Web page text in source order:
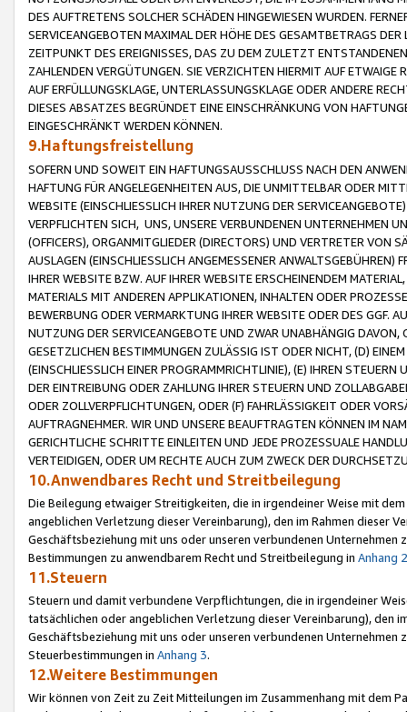
DES AUFTRETENS SOLCHER SCHÄDEN HINGEWIESEN WURDEN.
SERVICEANGEBOTEN MAXIMAL DER HÖHE DES GESAMTBETRAGS
ZEITPUNKT DES EREIGNISSES, DAS ZU DEM ZULETZT
ZAHLENDEN VERGÜTUNGEN. SIE VERZICHTEN HIERMIT AUF
AUF ERFÜLLUNGSKLAGE, UNTERLASSUNGSKLAGE ODER ANDERE
DIESES ABSATZES BEGRÜNDET EINE EINSCHRÄNKUNG VON
EINGESCHRÄNKT WERDEN KÖNNEN.
9.Haftungsfreistellung
SOFERN UND SOWEIT EIN HAFTUNGSAUSSCHLUSS NACH DEN
HAFTUNG FÜR ANGELEGENHEITEN AUS, DIE UNMITTELBAR ODER
WEBSITE (EINSCHLIESSLICH IHRER NUTZUNG DER
VERPFLICHTEN SICH, UNS, UNSERE VERBUNDENEN UNTERNEHMEN
(OFFICERS), ORGANMITGLIEDER (DIRECTORS) UND VERTRETER VON
AUSLAGEN (EINSCHLIESSLICH ANGEMESSENER
IHRER WEBSITE BZW. AUF IHRER WEBSITE ERSCHEINENDEM
MATERIALS MIT ANDEREN APPLIKATIONEN, INHALTEN ODER
BEWERBUNG ODER VERMARKTUNG IHRER WEBSITE ODER DES GGF.
NUTZUNG DER SERVICEANGEBOTE UND ZWAR UNABHÄNGIG
GESETZLICHEN BESTIMMUNGEN ZULÄSSIG IST ODER NICHT, (D)
(EINSCHLIESSLICH EINER PROGRAMMRICHTLINIE), (E) IHREN
DER EINTREIBUNG ODER ZAHLUNG IHRER STEUERN UND
ODER ZOLLVERPFLICHTUNGEN, ODER (F) FAHRLÄSSIGKEIT ODER
AUFTRAGNEHMER. WIR UND UNSERE BEAUFTRAGTEN KÖNNEN IM
GERICHTLICHE SCHRITTE EINLEITEN UND JEDE PROZESSUALE
VERTEIDIGEN, ODER UM RECHTE AUCH ZUM ZWECK DER
10.Anwendbares Recht und Streitbeilegung
Die Beilegung etwaiger Streitigkeiten, die in irgendeiner Weise mit
angeblichen Verletzung dieser Vereinbarung), den im Rahmen dieser
Geschäftsbeziehung mit uns oder unseren verbundenen
Bestimmungen zu anwendbarem Recht und Streitbeilegung in Anhang 2
11.Steuern
Steuern und damit verbundene Verpflichtungen, die in irgendeiner
tatsächlichen oder angeblichen Verletzung dieser Vereinbarung), den
Geschäftsbeziehung mit uns oder unseren verbundenen
Steuerbestimmungen in Anhang 3.
12.Weitere Bestimmungen
Wir können von Zeit zu Zeit Mitteilungen im Zusammenhang mit dem